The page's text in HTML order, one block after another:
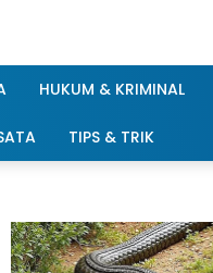
HUKUM & KRIMINAL
TIPS & TRIK